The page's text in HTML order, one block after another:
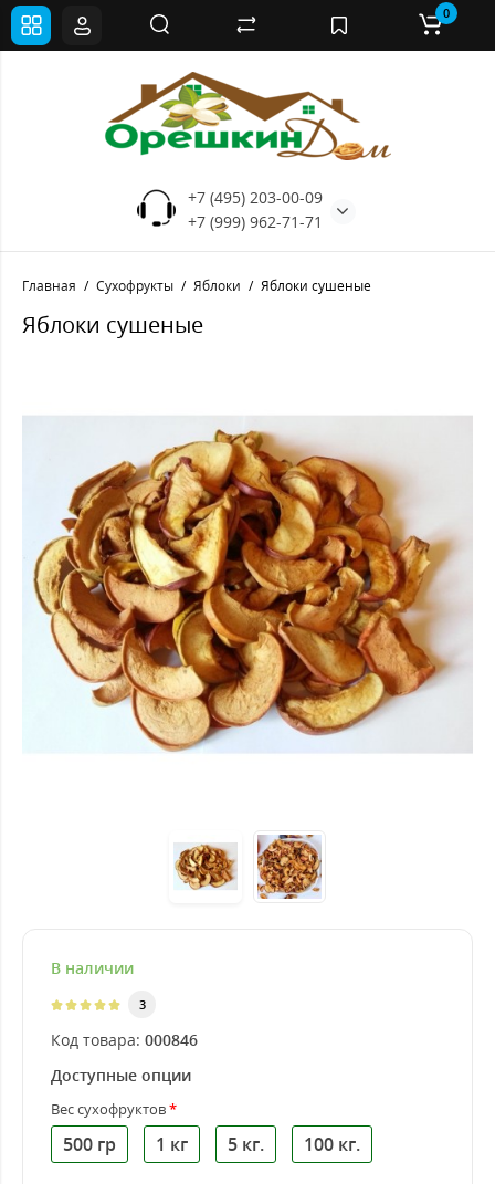
+7 (495) 203-00-09
+7 (999) 962-71-71
0
Главная Сухофрукты Яблоки Яблоки сушеные
Яблоки сушеные
В наличии
3
Код товара: 000846
Доступные опции
Вес сухофруктов
500 гр 1 кг 5 кг. 100 кг.